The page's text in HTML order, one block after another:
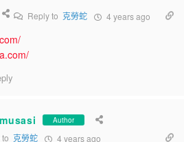
Reply to克勞蛇 4 years ago
Author
克勞蛇 4 years ago